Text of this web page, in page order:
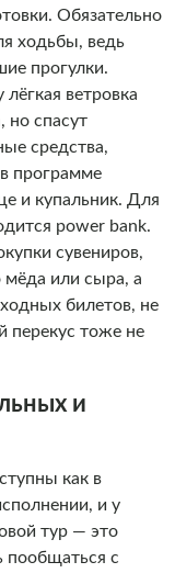
Обязательно
ходьбы, ведь
прогулки.
ветровка
но спасут
средства,
программе
и купальник. Для
power bank.
сувениров,
мёда или сыра, а
билетов, не
перекус тоже не
и
как в
и у
тур — это
пообщаться с